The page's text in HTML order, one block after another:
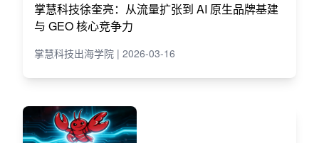
掌慧科技徐奎亮：从流量扩张到 AI 原生品牌基建
与 GEO 核心竞争力
掌慧科技出海学院 | 2026-03-16